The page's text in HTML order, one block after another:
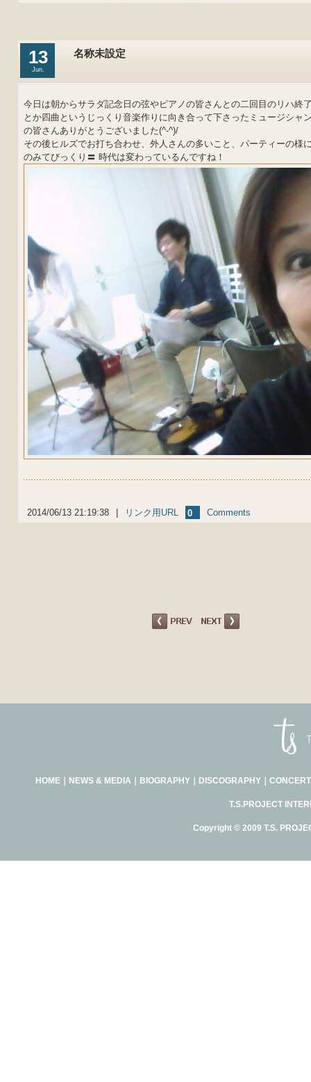
13
Jun.
名称未設定
今日は朝からサラダ記念日の弦やピアノの皆さんとの二回目のリハ終
とか四曲というじっくり音楽作りに向き合って下さったミュージシャ
の皆さんありがとうございました(^-^)/
その後ヒルズでお打ち合わせ、外人さんの多いこと、パーティーの様
のみてびっくり〓 時代は変わっているんですね！
2014/06/13 21:19:38 リンク用URL 0 Comments
HOME｜ NEWS & MEDIA BIOGRAPHY｜ DISCOGRAPHY｜
T.S.PROJECT
Copyright © 2009 T.S.